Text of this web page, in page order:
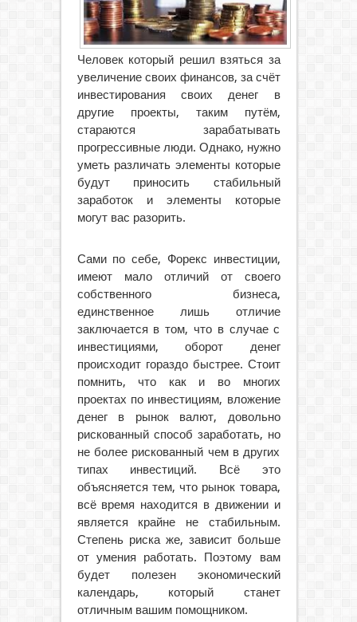
Человек который решил взяться за
увеличение своих финансов, за счёт
инвестирования своих денег в
другие проекты, таким путём,
стараются зарабатывать
прогрессивные люди. Однако, нужно
уметь различать элементы которые
будут приносить стабильный
заработок и элементы которые
могут вас разорить.
Сами по себе, Форекс инвестиции,
имеют мало отличий от своего
собственного бизнеса,
единственное лишь отличие
заключается в том, что в случае с
инвестициями, оборот денег
происходит гораздо быстрее. Стоит
помнить, что как и во многих
проектах по инвестициям, вложение
денег в рынок валют, довольно
рискованный способ заработать, но
не более рискованный чем в других
типах инвестиций. Всё это
объясняется тем, что рынок товара,
всё время находится в движении и
является крайне не стабильным.
Степень риска же, зависит больше
от умения работать. Поэтому вам
будет полезен экономический
календарь, который станет
отличным вашим помощником.